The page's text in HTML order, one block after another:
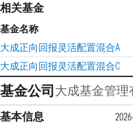
相关基金
基金名称
大成正向回报灵活配置混合A
大成正向回报灵活配置混合C
基金公司大成基金管理
基本信息